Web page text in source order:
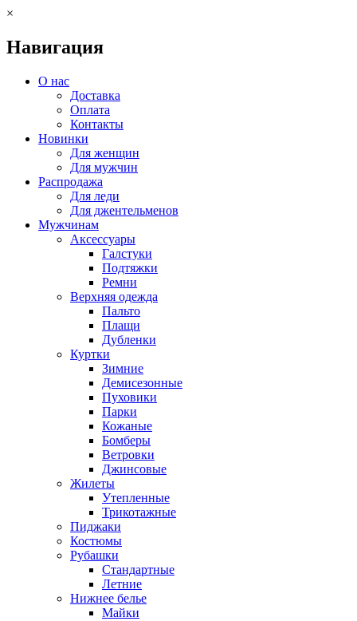
×
Навигация
О нас
Доставка
Оплата
Контакты
Новинки
Для женщин
Для мужчин
Распродажа
Для леди
Для джентельменов
Мужчинам
Аксессуары
Галстуки
Подтяжки
Ремни
Верхняя одежда
Пальто
Плащи
Дубленки
Куртки
Зимние
Демисезонные
Пуховики
Парки
Кожаные
Бомберы
Ветровки
Джинсовые
Жилеты
Утепленные
Трикотажные
Пиджаки
Костюмы
Рубашки
Стандартные
Летние
Нижнее белье
Майки